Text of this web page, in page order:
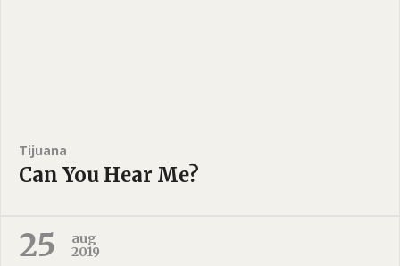
Tijuana
Can You Hear Me?
25
aug
2019